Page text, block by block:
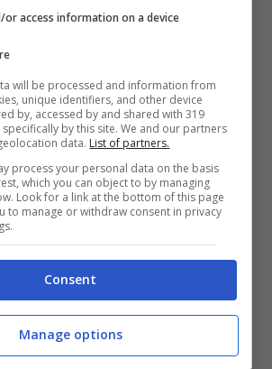
Italia (LadradiBiciclette.it)
Caronte
che l’Italia dovrà
periodi di forte calura
sperare in una
delle condizioni climatiche
or access information on a device
will be processed and information from
unique identifiers, and other device
by, accessed by and shared with 319
by this site. We and our partners
data. List of partners.
process your personal data on the basis
which you can object to by managing
Look for a link at the bottom of this page
to manage or withdraw consent in privacy
Consent
Manage options